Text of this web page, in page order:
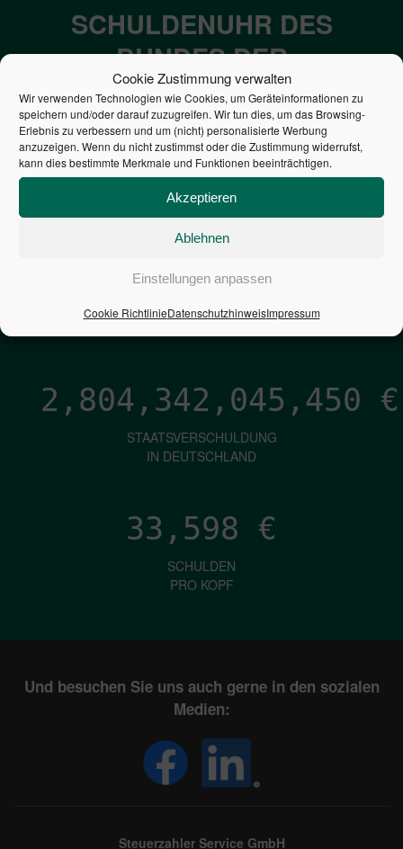
Cookie Zustimmung verwalten
Wir verwenden Technologien wie Cookies, um Geräteinformationen zu
speichern und/oder darauf zuzugreifen. Wir tun dies, um das Browsing-
Erlebnis zu verbessern und um (nicht) personalisierte Werbung
anzuzeigen. Wenn du nicht zustimmst oder die Zustimmung widerrufst,
kann dies bestimmte Merkmale und Funktionen beeinträchtigen.
Akzeptieren
Ablehnen
Einstellungen anpassen
Cookie RichtlinieDatenschutzhinweisImpressum
SCHULDENUHR DES
BUNDES DER
STEUERZAHLER
7,052€
NEUVERSCHULDUNG
PRO SEKUNDE
1,601€
ZINSEN
2,804,342,046,727 €
STAATSVERSCHULDUNG
IN DEUTSCHLAND
33,598 €
SCHULDEN
PRO KOPF
Und besuchen Sie uns auch gerne in den sozialen
Medien:
Steuerzahler Service GmbH